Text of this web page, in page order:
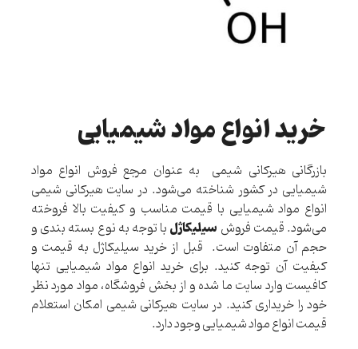
خرید انواع مواد شیمیایی
بازرگانی هیرکانی شیمی به عنوان مرجع فروش انواع مواد
شیمیایی در کشور شناخته می‌شود. در سایت هیرکانی شیمی
انواع مواد شیمیایی با قیمت مناسب و کیفیت بالا فروخته
می‌شود. قیمت فروش سیلیکاژل با توجه به نوع بسته بندی و
حجم آن متفاوت است. قبل از خرید سیلیکاژل به قیمت و
کیفیت آن توجه کنید. برای خرید انواع مواد شیمیایی تنها
کافیست وارد سایت ما شده و از بخش فروشگاه، مواد مورد نظر
خود را خریداری کنید. در سایت هیرکانی شیمی امکان استعلام
قیمت انواع مواد شیمیایی وجود دارد.